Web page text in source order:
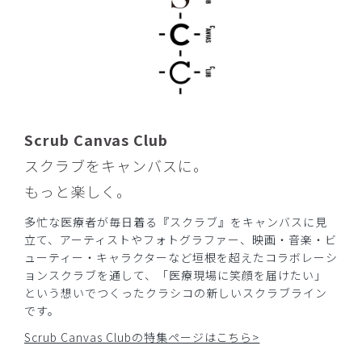
Scrub Canvas Club
スクラブをキャンバスに。
もっと楽しく。
多忙な医療者が毎日着る『スクラブ』をキャンバスに見
立て、アーティストやフォトグラファー、映画・音楽・ビ
ューティー・キャラクターなど垣根を超えたコラボレーシ
ョンスクラブを通して、「医療現場に笑顔を届けたい」
という想いでつくったクラシコの新しいスクラブライン
です。
Scrub Canvas Clubの特集ページはこちら>